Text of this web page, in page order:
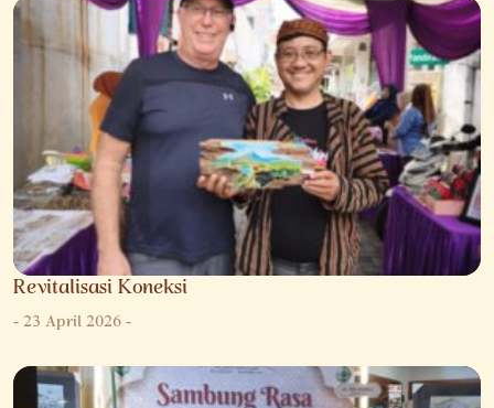
Revitalisasi Koneksi
-23 April 2026-